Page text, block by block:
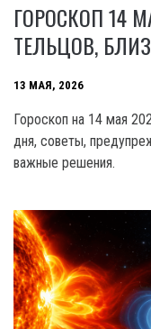
ГОРОСКОП 14
ТЕЛЬЦОВ,
13 МАЯ, 2026
Гороскоп на 14 мая
дня, советы,
важные решения.